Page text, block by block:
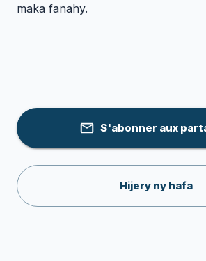
maka fanahy.
S'abonner aux
Hijery ny hafa